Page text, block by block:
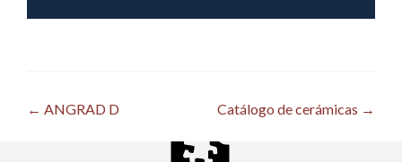
Post
navigation
← ANGRAD D Catálogo de cerámicas →